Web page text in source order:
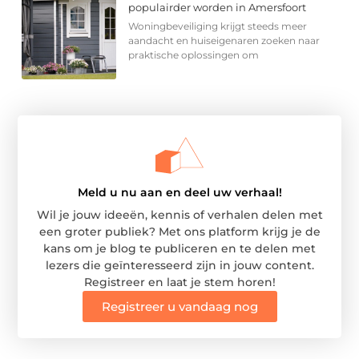
populairder worden in Amersfoort
Woningbeveiliging krijgt steeds meer
aandacht en huiseigenaren zoeken naar
praktische oplossingen om
Meld u nu aan en deel uw verhaal!
Wil je jouw ideeën, kennis of verhalen delen met
een groter publiek? Met ons platform krijg je de
kans om je blog te publiceren en te delen met
lezers die geïnteresseerd zijn in jouw content.
Registreer en laat je stem horen!
Registreer u vandaag nog